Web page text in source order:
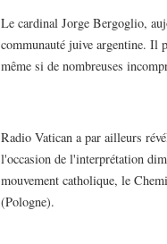
Le cardinal Jorge Bergoglio,
communauté juive argentine. Il
même si de nombreuses
Radio Vatican a par ailleurs
l'occasion de l'interprétation
mouvement catholique, le
(Pologne).